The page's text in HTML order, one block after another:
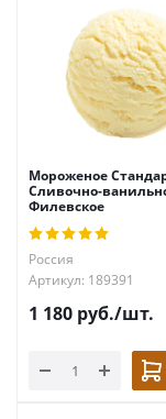
Мороженое
Сливочно-
Филевское
Россия
Артикул: 189391
1 180 руб./шт.